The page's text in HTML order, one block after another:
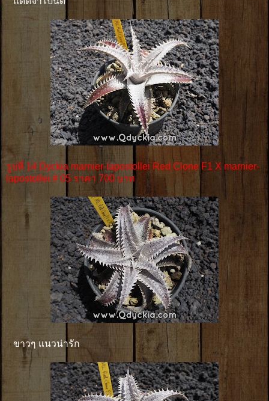
รูปที่ 14 Dyckia marnier-lapostollei Red Clone F1 X marnier-
lapostollei # 05 ราคา 700 บาท
ขาวๆ แนวน่ารัก